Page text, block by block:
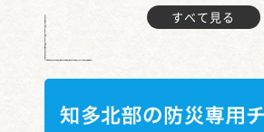
すべて見る